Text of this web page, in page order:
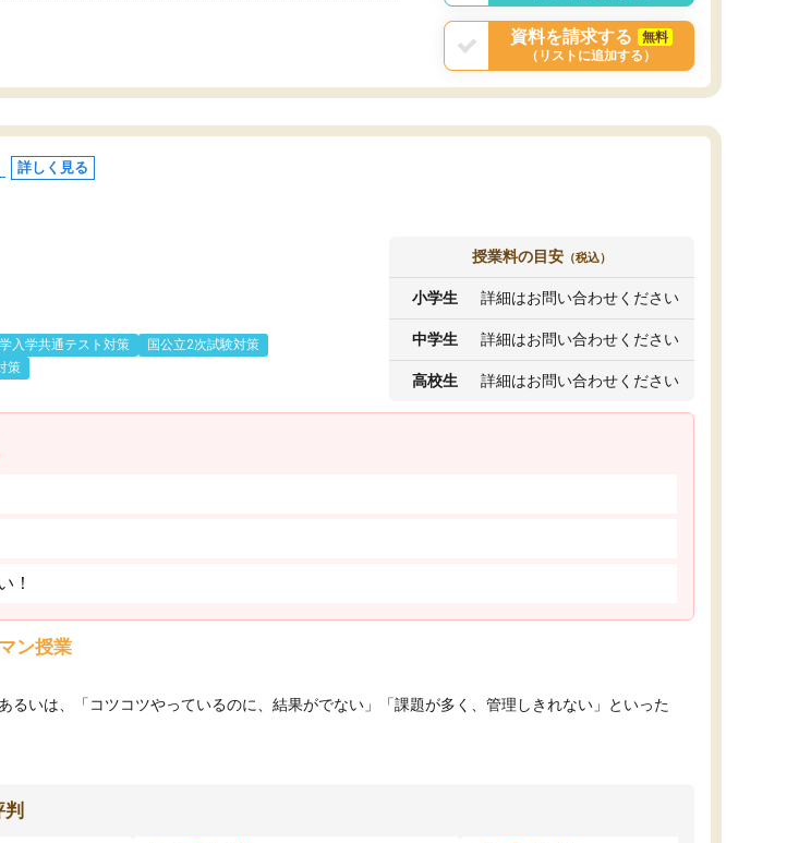
資料を請求する
無料
（リストに追加する）
詳しく見る
入学共通テスト対策
国公立2次試験対策
策
授業料の目安 （税込）
小学生 詳細はお問い合わせください
中学生 詳細はお問い合わせください
高校生 詳細はお問い合わせください
！
ン授業
るいは、「コツコツやっているのに、結果がでない」「課題が多く、管理しきれない」といった